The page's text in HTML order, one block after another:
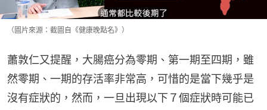
（圖片來源：截圖自《健康晚點名》）
蕭敦仁又提醒，大腸癌分為零期、第一期至四期，雖
然零期、一期的存活率非常高，可惜的是當下幾乎是
沒有症狀的，然而，一旦出現以下７個症狀時可能已